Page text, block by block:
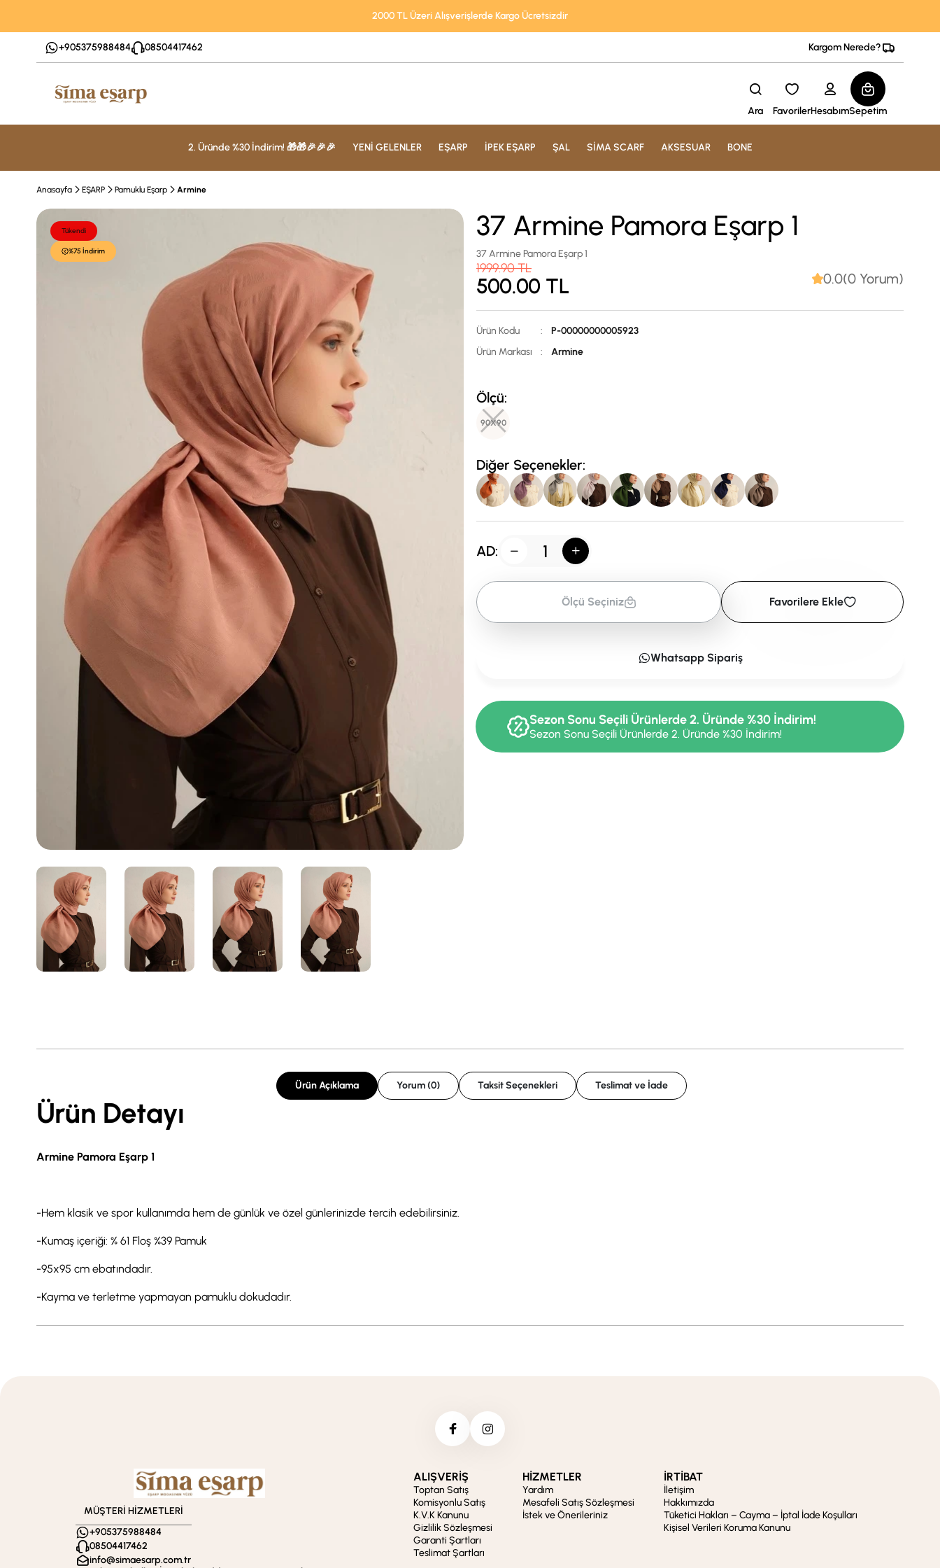
2000 TL Üzeri Alışverişlerde Kargo Ücretsizdir
+905375988484 08504417462 Kargom Nerede?
Ara FavorilerHesabımSepetim
2. Üründe %30 İndirim! 🎁🎁🎉🎉🎉 YENİ GELENLER EŞARP İPEK EŞARP ŞAL SİMA SCARF AKSESUAR BONE
Anasayfa EŞARP Pamuklu Eşarp Armine
Tükendi
%75 İndirim
37 Armine Pamora Eşarp 1
37 Armine Pamora Eşarp 1
1999.90TL
500.00 TL 0.0(0 Yorum)
Ürün Kodu :
P-00000000005923
Ürün Markası
: Armine
Ölçü:
90X90
Diğer Seçenekler:
AD:
Ölçü Seçiniz Favorilere Ekle
Whatsapp Sipariş
Sezon Sonu Seçili Ürünlerde 2. Üründe %30 İndirim!
Sezon Sonu Seçili Ürünlerde 2. Üründe %30 İndirim!
Ürün Açıklama Yorum (0) Taksit Seçenekleri Teslimat ve İade
Ürün Detayı
Armine Pamora Eşarp 1
-Hem klasik ve spor kullanımda hem de günlük ve özel günlerinizde tercih edebilirsiniz.
-Kumaş içeriği: % 61 Floş %39 Pamuk
-95x95 cm ebatındadır.
-Kayma ve terletme yapmayan pamuklu dokudadır.
MÜŞTERİ HİZMETLERİ
+905375988484
08504417462
info@simaesarp.com.tr
ALIŞVERİŞ
Toptan Satış
Komisyonlu Satış
K.V.K Kanunu
Gizlilik Sözleşmesi
Garanti Şartları
Teslimat Şartları
HİZMETLER
Yardım
Mesafeli Satış Sözleşmesi
İstek ve Önerileriniz
İRTİBAT
İletişim
Hakkımızda
Tüketici Hakları – Cayma – İptal İade Koşulları
Kişisel Verileri Koruma Kanunu